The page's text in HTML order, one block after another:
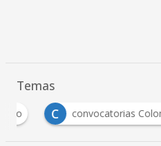
Temas
C
convocatorias Colombia